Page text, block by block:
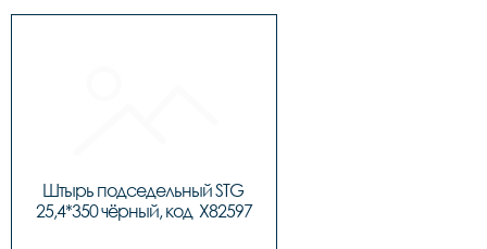
Штырь подседельный STG
25,4*350 чёрный, код  X82597